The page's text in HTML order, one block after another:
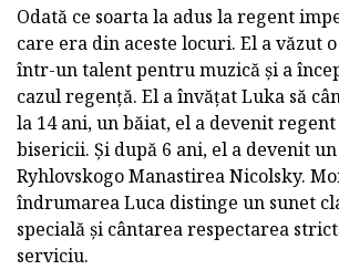
Odată ce soarta la adus la regent
care era din aceste locuri. El a văzut
într-un talent pentru muzică și a
cazul regență. El a învățat Luka să
la 14 ani, un băiat, el a devenit
bisericii. Și după 6 ani, el a devenit
Ryhlovskogo Manastirea Nicolsky.
îndrumarea Luca distinge un sunet
specială și cântarea respectarea
serviciu.